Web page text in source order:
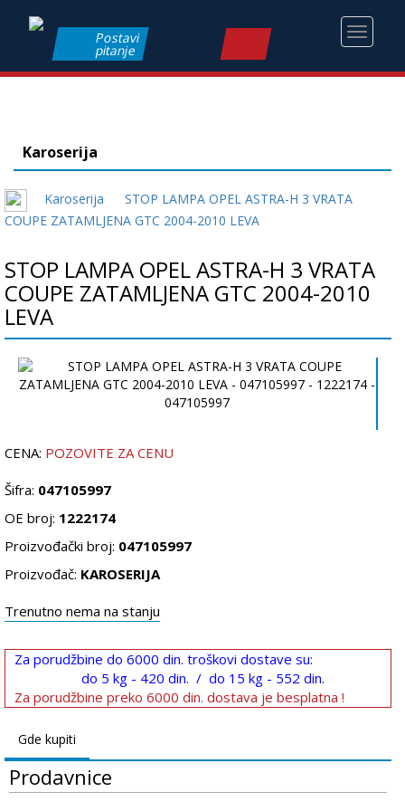
Toggle
Postavi
pitanje
Karoserija
Karoserija
STOP LAMPA OPEL ASTRA-H 3 VRATA
COUPE ZATAMLJENA GTC 2004-2010 LEVA
STOP LAMPA OPEL ASTRA-H 3 VRATA
COUPE ZATAMLJENA GTC 2004-2010
LEVA
CENA: POZOVITE ZA CENU
Šifra: 047105997
OE broj: 1222174
Proizvođački broj: 047105997
Proizvođač: KAROSERIJA
Trenutno nema na stanju
Za porudžbine do 6000 din. troškovi dostave su:
do 5 kg - 420 din. / do 15 kg - 552 din.
Za porudžbine preko 6000 din. dostava je besplatna !
Gde kupiti
Prodavnice